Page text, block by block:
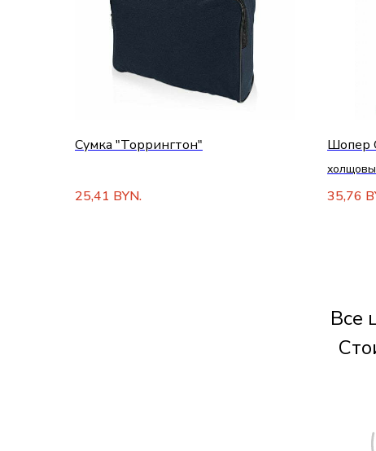
Сумка "Торрингтон"
25,41 BYN.
Шопер
35,76
Все